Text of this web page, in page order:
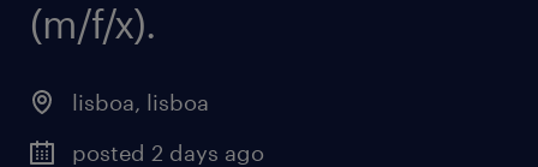
(m/f/x).
lisboa, lisboa
posted 2 days ago